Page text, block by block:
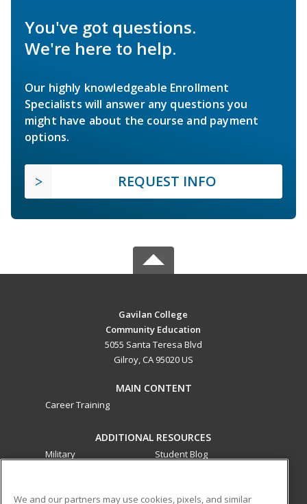
You've got questions.
We're here to help.
Our highly knowledgeable Enrollment
Specialists will answer any questions you
might have about the course and payment
options.
REQUEST INFO
Gavilan College
Community Education
5055 Santa Teresa Blvd
Gilroy, CA 95020 US
MAIN CONTENT
Career Training
ADDITIONAL RESOURCES
Military
Student Blog
We and our partners may use cookies, pixels, and similar